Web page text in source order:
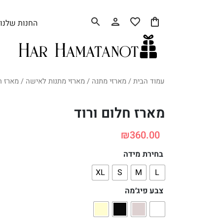
החנות
עמוד הבית/מארזי מתנה /מארזי מתנות לאישה / מארז
מארז חלום ורוד
₪360.00
בחירת מידה
L
M
S
XL
צבע פיג׳מה